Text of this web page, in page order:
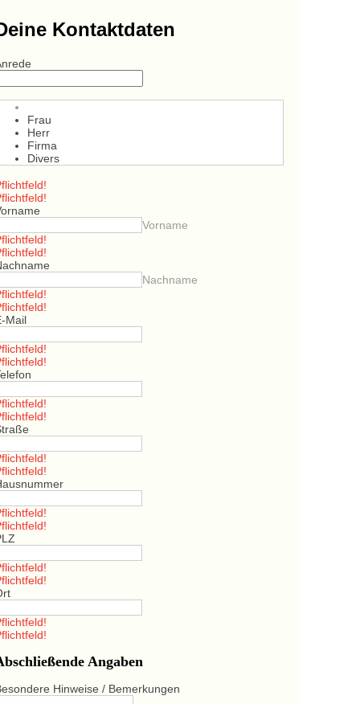
Kontaktdaten
Frau
Herr
Firma
Divers
Vorname
Nachname
Mail
Angaben
Hinweise / Bemerkungen